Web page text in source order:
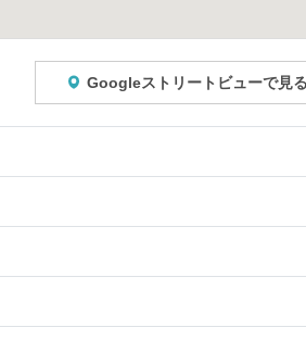
Googleストリートビューで見